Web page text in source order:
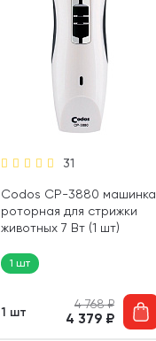
31
Codos СР-3880 машинка
роторная для стрижки
животных 7 Вт (1 шт)
1 шт
1 шт
4 768₽
4 379 ₽